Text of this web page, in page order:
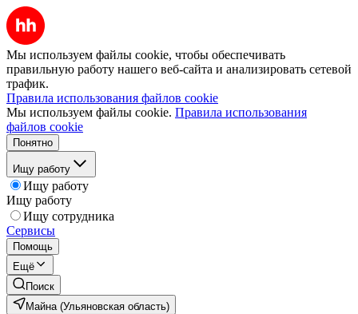
Мы используем файлы cookie, чтобы обеспечивать
правильную работу нашего веб-сайта и анализировать сетевой
трафик.
Правила использования файлов cookie
Мы используем файлы cookie. Правила использования
файлов cookie
Понятно
Ищу работу
Ищу работу
Ищу работу
Ищу сотрудника
Сервисы
Помощь
Ещё
Поиск
Майна (Ульяновская область)